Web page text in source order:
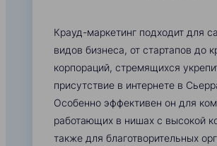
Крауд-маркетинг подходит для
видов бизнеса, от стартапов до
корпораций, стремящихся
присутствие в интернете в
Особенно эффективен он для
работающих в нишах с высокой
также для благотворительных